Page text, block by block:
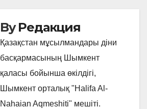
ByРедакция
Қазақстан мұсылмандары діни
басқармасының Шымкент
қаласы бойынша өкілдігі,
Шымкент орталық "Halifa Al-
Nahaian Aqmeshiti" мешіті.